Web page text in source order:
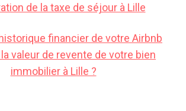
de la taxe de séjour à Lille
financier de votre Airbnb
valeur de revente de votre bien
immobilier à Lille ?